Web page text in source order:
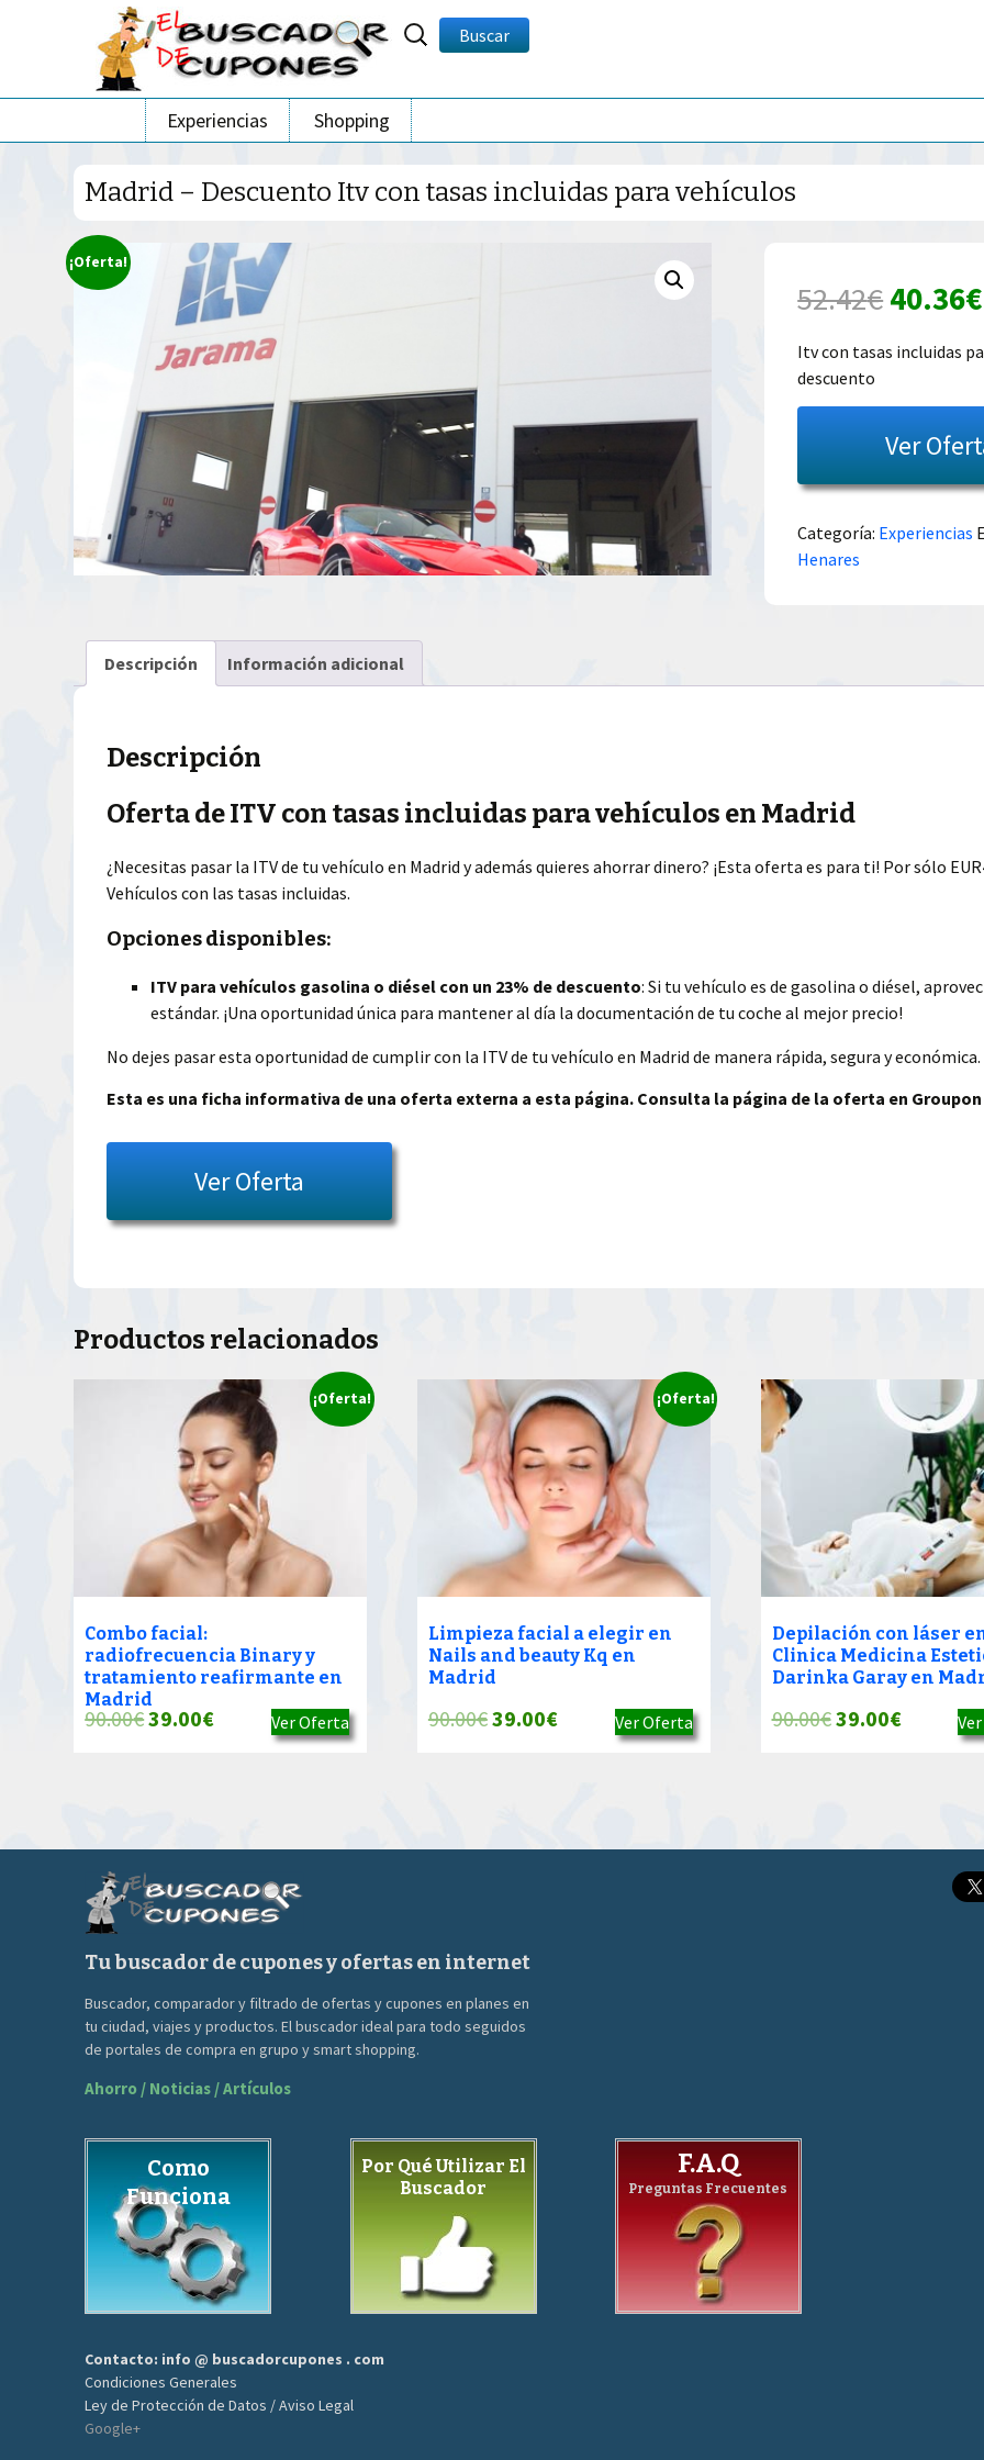
Buscar
por:
Buscar
Ir
al
contenido
Experiencias Shopping
Madrid – Descuento Itv con tasas incluidas para vehículos
¡Oferta!
52.42€El
precio
era:
52.42€.
40.36€
Itv con tasas incluidas
descuento
Ver
Categoría: Experiencias
Henares
Descripción Información adicional
Descripción
Oferta de ITV con tasas incluidas para vehículos en Madrid
¿Necesitas pasar la ITV de tu vehículo en Madrid y además quieres ahorrar dinero? ¡Esta oferta es para ti! Por sólo
Vehículos con las tasas incluidas.
Opciones disponibles:
ITV para vehículos gasolina o diésel con un 23% de descuento: Si tu vehículo es de gasolina o diésel,
estándar. ¡Una oportunidad única para mantener al día la documentación de tu coche al mejor precio!
No dejes pasar esta oportunidad de cumplir con la ITV de tu vehículo en Madrid de manera rápida, segura y
Esta es una ficha informativa de una oferta externa a esta página. Consulta la página de la oferta en
Ver Oferta
Productos relacionados
¡Oferta!
Combo facial:
radiofrecuencia Binary y
tratamiento reafirmante en
Madrid
90.00€El
90.00€.
39.00€El
39.00€.
Ver Oferta
¡Oferta!
Limpieza facial a elegir en
Nails and beauty Kq en
Madrid
90.00€El
90.00€.
39.00€El
39.00€.
Ver Oferta
Depilación con láser
Clinica Medicina
Darinka Garay en
90.00€El
90.00€.
39.00€El
39.00€.
Tu buscador de cupones y ofertas en internet
Buscador, comparador y filtrado de ofertas y cupones en planes en
tu ciudad, viajes y productos. El buscador ideal para todo seguidos
de portales de compra en grupo y smart shopping.
Ahorro / Noticias / Artículos
Como
Funciona
Por Qué Utilizar El
Buscador
F.A.Q
Preguntas Frecuentes
Contacto: info @ buscadorcupones . com
Condiciones Generales
Ley de Protección de Datos / Aviso Legal
Google+